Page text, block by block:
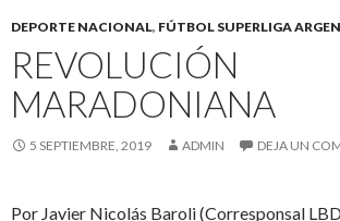
DEPORTE NACIONAL, FÚTBOL SUPERLIGA
REVOLUCIÓN
MARADONIANA
5 SEPTIEMBRE, 2019 ADMIN DEJA UN
Por Javier Nicolás Baroli (Corresponsal